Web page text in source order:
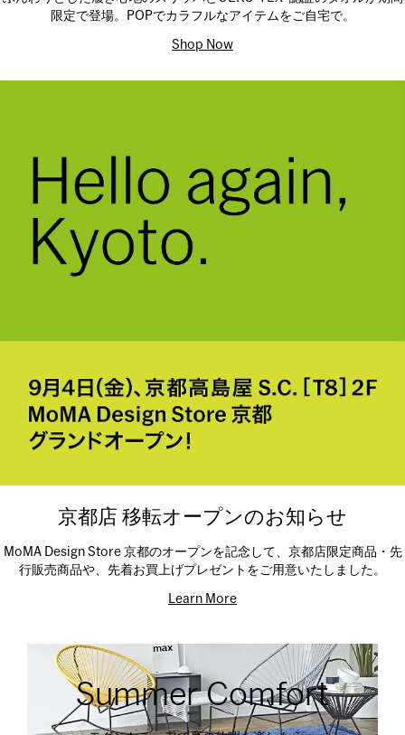
限定で登場。POPでカラフルなアイテムをご自宅で。
Shop Now
京都店 移転オープンのお知らせ
MoMA Design Store 京都のオープンを記念して、京都店限定商品・先
行販売商品や、先着お買上げプレゼントをご用意いたしました。
Learn More
Summer Comfort